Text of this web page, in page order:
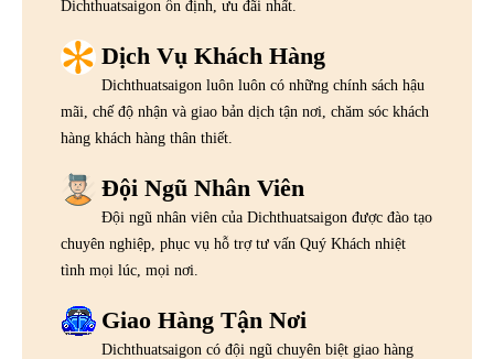
Dichthuatsaigon ổn định, ưu đãi nhất.
Dịch Vụ Khách Hàng
Dichthuatsaigon luôn luôn có những chính sách hậu
mãi, chế độ nhận và giao bản dịch tận nơi, chăm sóc khách
hàng khách hàng thân thiết.
Đội Ngũ Nhân Viên
Đội ngũ nhân viên của Dichthuatsaigon được đào tạo
chuyên nghiệp, phục vụ hỗ trợ tư vấn Quý Khách nhiệt
tình mọi lúc, mọi nơi.
Giao Hàng Tận Nơi
Dichthuatsaigon có đội ngũ chuyên biệt giao hàng